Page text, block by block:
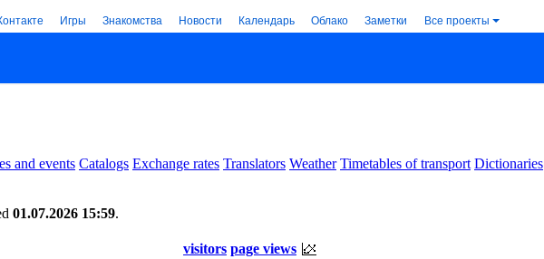
Игры Знакомства Новости Календарь Облако Заметки Все проекты
and events Catalogs Exchange rates Translators Weather Timetables of transport Dictionaries
01.07.2026 15:59.
visitors page views